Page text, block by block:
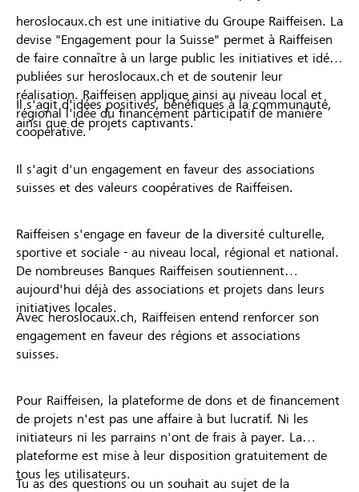
heroslocaux.ch est une initiative du Groupe Raiffeisen. La
devise "Engagement pour la Suisse" permet à Raiffeisen
de faire connaître à un large public les initiatives et idées
publiées sur heroslocaux.ch et de soutenir leur
réalisation. Raiffeisen applique ainsi au niveau local et
régional l'idée du financement participatif de manière
coopérative.
Il s'agit d'idées positives, bénéfiques à la communauté,
ainsi que de projets captivants.
Il s'agit d'un engagement en faveur des associations
suisses et des valeurs coopératives de Raiffeisen.
Raiffeisen s'engage en faveur de la diversité culturelle,
sportive et sociale - au niveau local, régional et national.
De nombreuses Banques Raiffeisen soutiennent
aujourd'hui déjà des associations et projets dans leurs
initiatives locales.
Avec heroslocaux.ch, Raiffeisen entend renforcer son
engagement en faveur des régions et associations
suisses.
Pour Raiffeisen, la plateforme de dons et de financement
de projets n'est pas une affaire à but lucratif. Ni les
initiateurs ni les parrains n'ont de frais à payer. La
plateforme est mise à leur disposition gratuitement de
tous les utilisateurs.
Tu as des questions ou un souhait au sujet de la